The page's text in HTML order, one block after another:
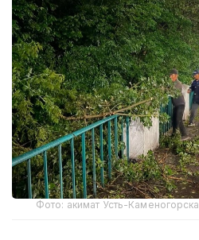
Фото: акимат Усть-Каменогорска